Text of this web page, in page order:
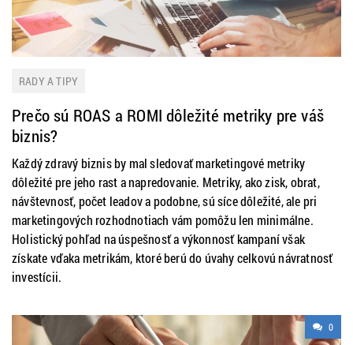
RADY A TIPY
Prečo sú ROAS a ROMI dôležité metriky pre váš
biznis?
Každý zdravý biznis by mal sledovať marketingové metriky
dôležité pre jeho rast a napredovanie. Metriky, ako zisk, obrat,
návštevnosť, počet leadov a podobne, sú síce dôležité, ale pri
marketingových rozhodnotiach vám pomôžu len minimálne.
Holistický pohľad na úspešnosť a výkonnosť kampaní však
získate vďaka metrikám, ktoré berú do úvahy celkovú návratnosť
investícii.
0